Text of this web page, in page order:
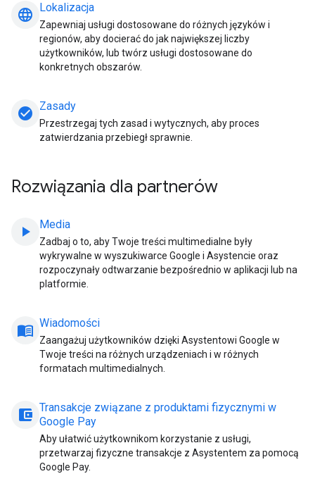
language Lokalizacja
Zapewniaj usługi dostosowane do różnych języków i
regionów, aby docierać do jak największej liczby
użytkowników, lub twórz usługi dostosowane do
konkretnych obszarów.
check_circle Zasady
Przestrzegaj tych zasad i wytycznych, aby proces
zatwierdzania przebiegł sprawnie.
Rozwiązania dla partnerów
play_arrow Media
Zadbaj o to, aby Twoje treści multimedialne były
wykrywalne w wyszukiwarce Google i Asystencie oraz
rozpoczynały odtwarzanie bezpośrednio w aplikacji lub na
platformie.
menu_book Wiadomości
Zaangażuj użytkowników dzięki Asystentowi Google w
Twoje treści na różnych urządzeniach i w różnych
formatach multimedialnych.
account_balance_wallet Transakcje związane z produktami fizycznymi w
Google Pay
Aby ułatwić użytkownikom korzystanie z usługi,
przetwarzaj fizyczne transakcje z Asystentem za pomocą
Google Pay.